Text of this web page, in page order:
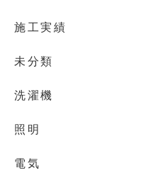
施工実績
未分類
洗濯機
照明
電気